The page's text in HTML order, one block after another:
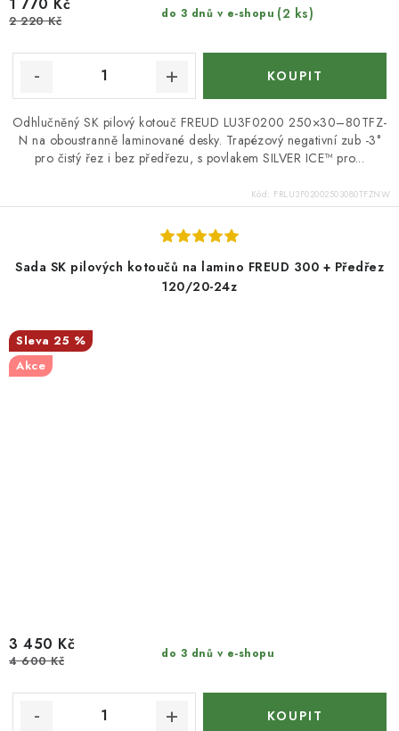
do 3 dnů v e-shopu (2 ks)
2 220 Kč
Odhlučněný SK pilový kotouč FREUD LU3F0200 250×30–80TFZ-
N na oboustranně laminované desky. Trapézový negativní zub -3°
pro čistý řez i bez předřezu, s povlakem SILVER ICE™ pro...
Kód: FRLU3F02002503080TFZNW
Sada SK pilových kotoučů na lamino FREUD 300 + Předřez
120/20-24z
25 %
Akce
do 3 dnů v e-shopu
3 450 Kč
4 600 Kč